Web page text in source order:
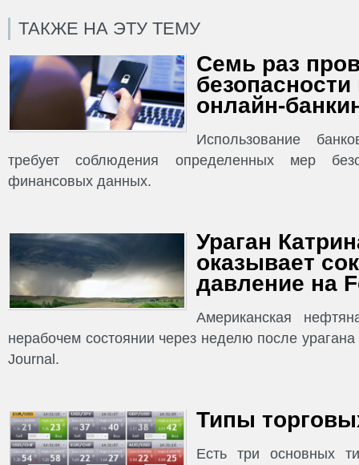
ТАКЖЕ НА ЭТУ ТЕМУ
Семь раз
онлайн-
Использование
требует соблюдения определенных мер
финансовых данных.
Ураган
оказывает
давление на
Американская
нерабочем состоянии через неделю после
Journal.
Типы
Есть три основных